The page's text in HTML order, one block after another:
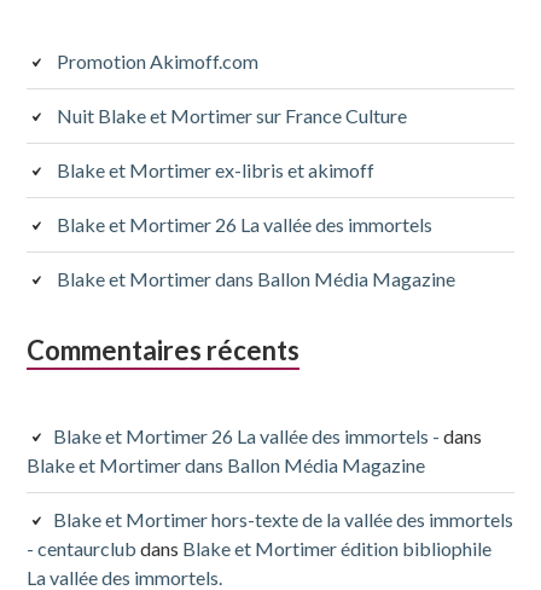
subsidiaire
Promotion Akimoff.com
Nuit Blake et Mortimer sur France Culture
Blake et Mortimer ex-libris et akimoff
Blake et Mortimer 26 La vallée des immortels
Blake et Mortimer dans Ballon Média Magazine
Commentaires récents
Blake et Mortimer 26 La vallée des immortels - dans
Blake et Mortimer dans Ballon Média Magazine
Blake et Mortimer hors-texte de la vallée des immortels
- centaurclub dans Blake et Mortimer édition bibliophile
La vallée des immortels.